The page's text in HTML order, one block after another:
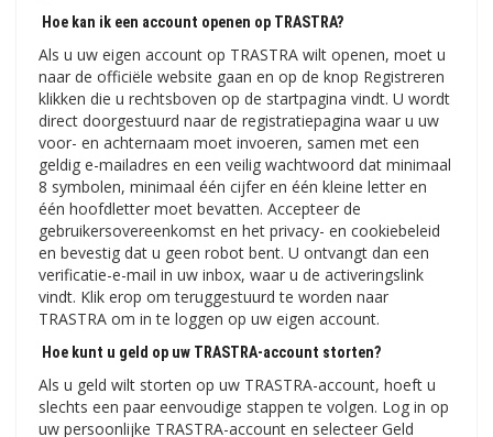
Hoe kan ik een account openen op TRASTRA?
Als u uw eigen account op TRASTRA wilt openen, moet u
naar de officiële website gaan en op de knop Registreren
klikken die u rechtsboven op de startpagina vindt. U wordt
direct doorgestuurd naar de registratiepagina waar u uw
voor- en achternaam moet invoeren, samen met een
geldig e-mailadres en een veilig wachtwoord dat minimaal
8 symbolen, minimaal één cijfer en één kleine letter en
één hoofdletter moet bevatten. Accepteer de
gebruikersovereenkomst en het privacy- en cookiebeleid
en bevestig dat u geen robot bent. U ontvangt dan een
verificatie-e-mail in uw inbox, waar u de activeringslink
vindt. Klik erop om teruggestuurd te worden naar
TRASTRA om in te loggen op uw eigen account.
Hoe kunt u geld op uw TRASTRA-account storten?
Als u geld wilt storten op uw TRASTRA-account, hoeft u
slechts een paar eenvoudige stappen te volgen. Log in op
uw persoonlijke TRASTRA-account en selecteer Geld